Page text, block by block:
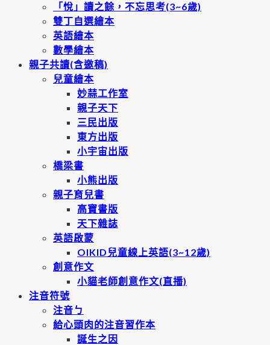
「悅」讀之餘，不忘思考(3~6歲)
雙丁自選繪本
英語繪本
數學繪本
親子共讀(含邀稿)
兒童繪本
妙蒜工作室
親子天下
三民出版
東方出版
小宇宙出版
橋梁書
小熊出版
親子育兒書
高寶書版
天下雜誌
英語啟蒙
OIKID兒童線上英語(3~12歲)
創意作文
小貓老師創意作文(直播)
注音符號
注音ㄅ
給心頭肉的注音習作本
誕生之因